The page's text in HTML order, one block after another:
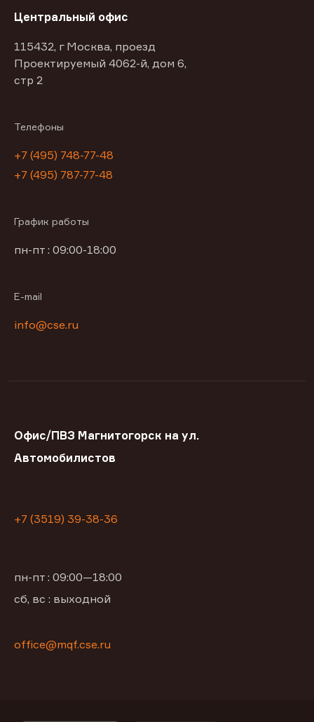
Центральный офис
115432, г Москва, проезд
Проектируемый 4062-й, дом 6,
стр 2
Телефоны
+7 (495) 748-77-48
+7 (495) 787-77-48
График работы
пн-пт : 09:00-18:00
E-mail
info@cse.ru
Офис/ПВЗ Магнитогорск на ул.
Автомобилистов
+7 (3519) 39-38-36
пн-пт : 09:00—18:00
сб, вс : выходной
office@mqf.cse.ru